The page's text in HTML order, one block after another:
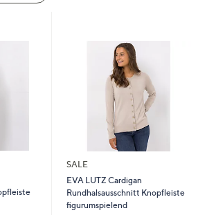
SALE
EVA LUTZ Cardigan
Rundhalsausschnitt Knopfleiste
figurumspielend